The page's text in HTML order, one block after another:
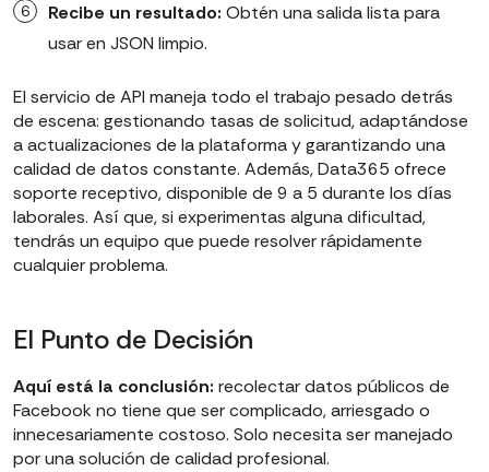
Recibe un resultado: Obtén una salida lista para
usar en JSON limpio.
El servicio de API maneja todo el trabajo pesado detrás
de escena: gestionando tasas de solicitud, adaptándose
a actualizaciones de la plataforma y garantizando una
calidad de datos constante. Además, Data365 ofrece
soporte receptivo, disponible de 9 a 5 durante los días
laborales. Así que, si experimentas alguna dificultad,
tendrás un equipo que puede resolver rápidamente
cualquier problema.
El Punto de Decisión
Aquí está la conclusión: recolectar datos públicos de
Facebook no tiene que ser complicado, arriesgado o
innecesariamente costoso. Solo necesita ser manejado
por una solución de calidad profesional.